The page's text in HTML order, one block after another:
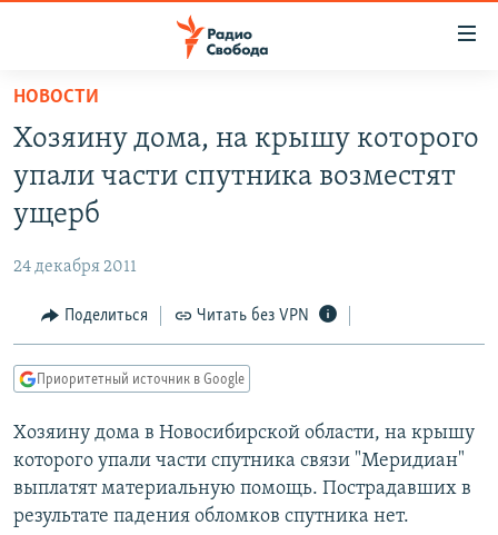
упрощенного
доступа
основному
Вернутся
Вернутся
поиску
ПОДКАСТЫ
АВТОРСКИЕ ПРОЕКТЫ
МНЕНИЯ
КУЛЬТУРА
КАВКАЗ.РЕАЛИИ
СЕВЕР.РЕАЛИИ
СИБИРЬ.РЕАЛИИ
РАСПИСАНИЕ ВЕЩАНИЯ
НОВОСТИ
Хозяину дома, на крышу которого
упали части спутника возместят
ущерб
24 декабря 2011
Поделиться Читать без VPN
Приоритетный источник в Google
Хозяину дома в Новосибирской области, на крышу
которого упали части спутника связи "Меридиан"
выплатят материальную помощь. Пострадавших в
результате падения обломков спутника нет.